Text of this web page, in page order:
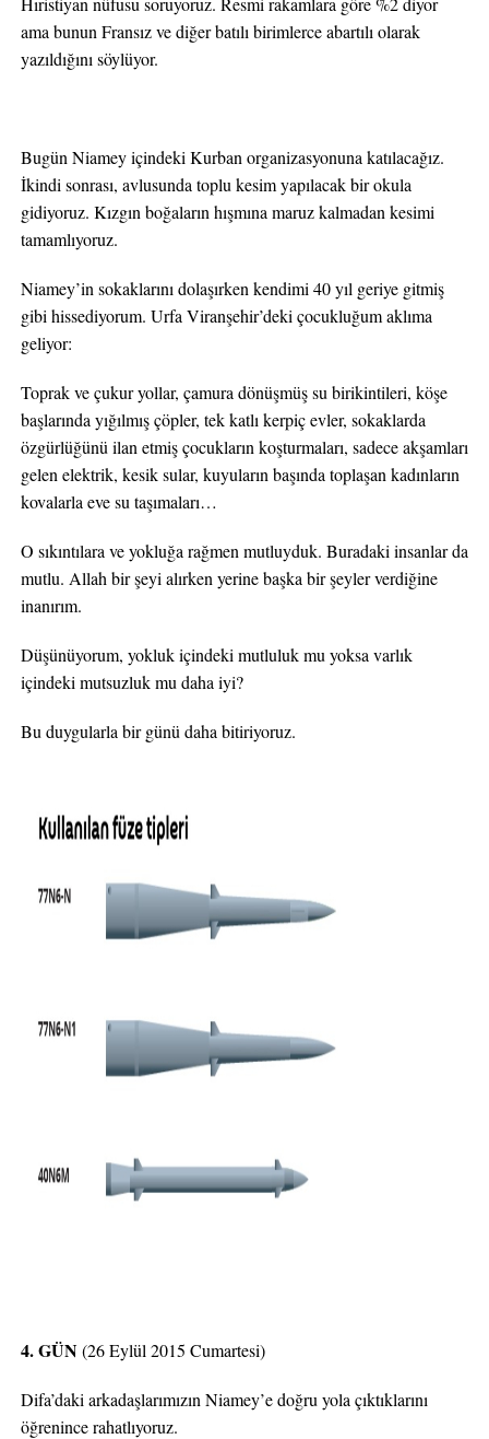
ama bunun Fransız ve diğer batılı birimlerce abartılı olarak
yazıldığını söylüyor.
Bugün Niamey içindeki Kurban organizasyonuna katılacağız.
İkindi sonrası, avlusunda toplu kesim yapılacak bir okula
gidiyoruz. Kızgın boğaların hışmına maruz kalmadan kesimi
tamamlıyoruz.
Niamey’in sokaklarını dolaşırken kendimi 40 yıl geriye gitmiş
gibi hissediyorum. Urfa Viranşehir’deki çocukluğum aklıma
geliyor:
Toprak ve çukur yollar, çamura dönüşmüş su birikintileri, köşe
başlarında yığılmış çöpler, tek katlı kerpiç evler, sokaklarda
özgürlüğünü ilan etmiş çocukların koşturmaları, sadece akşamları
gelen elektrik, kesik sular, kuyuların başında toplaşan kadınların
kovalarla eve su taşımaları…
O sıkıntılara ve yokluğa rağmen mutluyduk. Buradaki insanlar da
mutlu. Allah bir şeyi alırken yerine başka bir şeyler verdiğine
inanırım.
Düşünüyorum, yokluk içindeki mutluluk mu yoksa varlık
içindeki mutsuzluk mu daha iyi?
Bu duygularla bir günü daha bitiriyoruz.
4. GÜN(26 Eylül 2015 Cumartesi)
Difa’daki arkadaşlarımızın Niamey’e doğru yola çıktıklarını
öğrenince rahatlıyoruz.